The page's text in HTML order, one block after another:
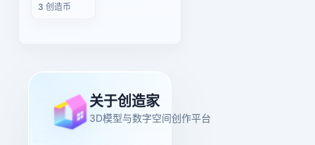
3 创造币
关于创造家
3D模型与数字空间创作平台